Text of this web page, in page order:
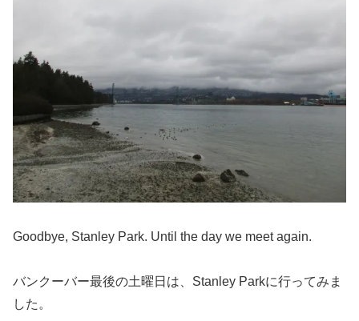
Goodbye, Stanley Park. Until the day we meet again.
バンクーバー最後の土曜日は、Stanley Parkに行ってみま
した。